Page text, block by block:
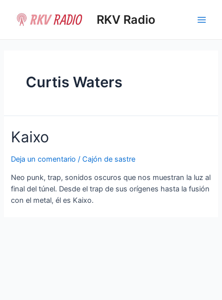
contenido
RKV Radio
Curtis Waters
Kaixo
Deja un comentario /Cajón de sastre
Neo punk, trap, sonidos oscuros que nos muestran la luz al
final del túnel. Desde el trap de sus orígenes hasta la fusión
con el metal, él es Kaixo.